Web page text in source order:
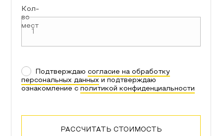
Кол-
во
мест
Подтверждаю согласие на обработку
персональных данных и подтверждаю
ознакомление с политикой конфиденциальности
РАССЧИТАТЬ СТОИМОСТЬ